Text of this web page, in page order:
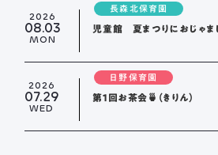
2026
08.03
MON
長森北保育園
児童館 夏まつりにおじゃま
2026
07.29
WED
日野保育園
第１回お茶会🍵（きりん）